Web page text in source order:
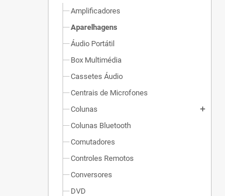
Amplificadores
Aparelhagens
Áudio Portátil
Box Multimédia
Cassetes Áudio
Centrais de Microfones
Colunas
add
Colunas Bluetooth
Comutadores
Controles Remotos
Conversores
DVD